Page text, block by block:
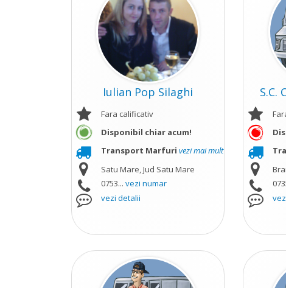
Iulian Pop Silaghi
Fara calificativ
Disponibil chiar acum!
Transport Marfuri vezi mai mult
Satu Mare, Jud Satu Mare
0753... vezi numar
vezi detalii
S.C.